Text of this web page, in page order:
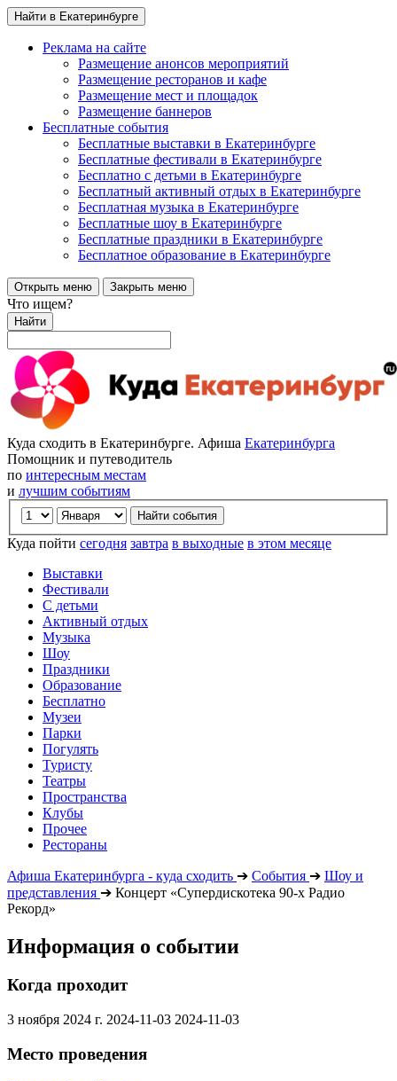
Найти в Екатеринбурге
Реклама на сайте
Размещение анонсов мероприятий
Размещение ресторанов и кафе
Размещение мест и площадок
Размещение баннеров
Бесплатные события
Бесплатные выставки в Екатеринбурге
Бесплатные фестивали в Екатеринбурге
Бесплатно с детьми в Екатеринбурге
Бесплатный активный отдых в Екатеринбурге
Бесплатная музыка в Екатеринбурге
Бесплатные шоу в Екатеринбурге
Бесплатные праздники в Екатеринбурге
Бесплатное образование в Екатеринбурге
Открыть меню Закрыть меню
Что ищем?
Найти
Куда сходить в Екатеринбурге. Афиша Екатеринбурга
Помощник и путеводитель
по интересным местам
и лучшим событиям
Куда пойти сегодня завтра в выходные в этом месяце
Выставки
Фестивали
С детьми
Активный отдых
Музыка
Шоу
Праздники
Образование
Бесплатно
Музеи
Парки
Погулять
Туристу
Театры
Пространства
Клубы
Прочее
Рестораны
Афиша Екатеринбурга - куда сходить ➔ События ➔ Шоу и
представления ➔ Концерт «Супердискотека 90-х Радио
Рекорд»
Информация о событии
Когда проходит
3 ноября 2024 г. 2024-11-03 2024-11-03
Место проведения